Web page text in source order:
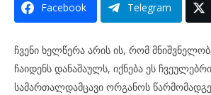
Facebook Telegram
ჩვენი ხელწერა არის ის, რომ
ჩაიდენს დანაშაულს, იქნება ეს
სამართალდამცავი ორგანოს